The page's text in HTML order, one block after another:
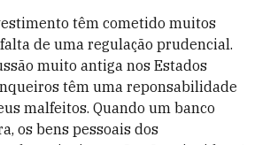
têm cometido muitos
de uma regulação prudencial.
muito antiga nos Estados
têm uma reponsabilidade
malfeitos. Quando um banco
os bens pessoais dos